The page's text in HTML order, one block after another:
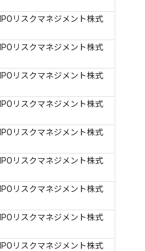
リスクマネジメント株式
リスクマネジメント株式
リスクマネジメント株式
リスクマネジメント株式
リスクマネジメント株式
リスクマネジメント株式
リスクマネジメント株式
リスクマネジメント株式
リスクマネジメント株式